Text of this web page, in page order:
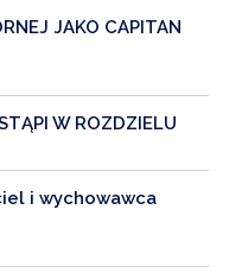
JAKO CAPITAN
W ROZDZIELU
i wychowawca